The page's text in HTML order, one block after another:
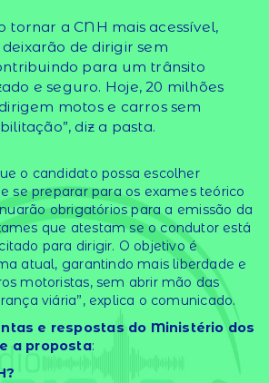
tornar a CNH mais acessível,
de dirigir sem
para um trânsito
e seguro. Hoje, 20 milhões
motos e carros sem
diz a pasta.
o candidato possa escolher
se preparar para os exames teórico
obrigatórios para a emissão da
que atestam se o condutor está
para dirigir. O objetivo é
atual, garantindo mais liberdade e
motoristas, sem abrir mão das
viária”, explica o comunicado.
e respostas do Ministério dos
a proposta: